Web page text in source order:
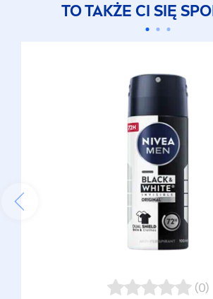
TO TAKŻE CI SIĘ
(0)